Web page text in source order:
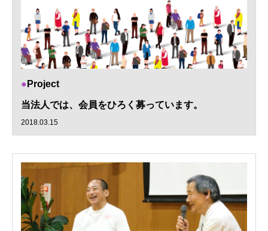
Project
当法人では、会員をひろく募っています。
2018.03.15